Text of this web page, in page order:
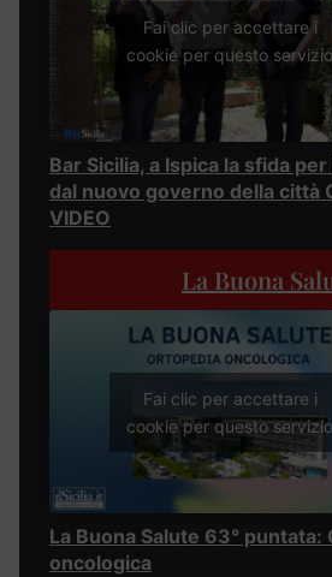
Fai clic per accettare i
cookie per questo servizio
Bar Sicilia, a Ispica la sfida
dal nuovo governo della città
VIDEO
La Buona
Fai clic per accettare i
cookie per questo servizio
La Buona Salute 63° puntata:
oncologica